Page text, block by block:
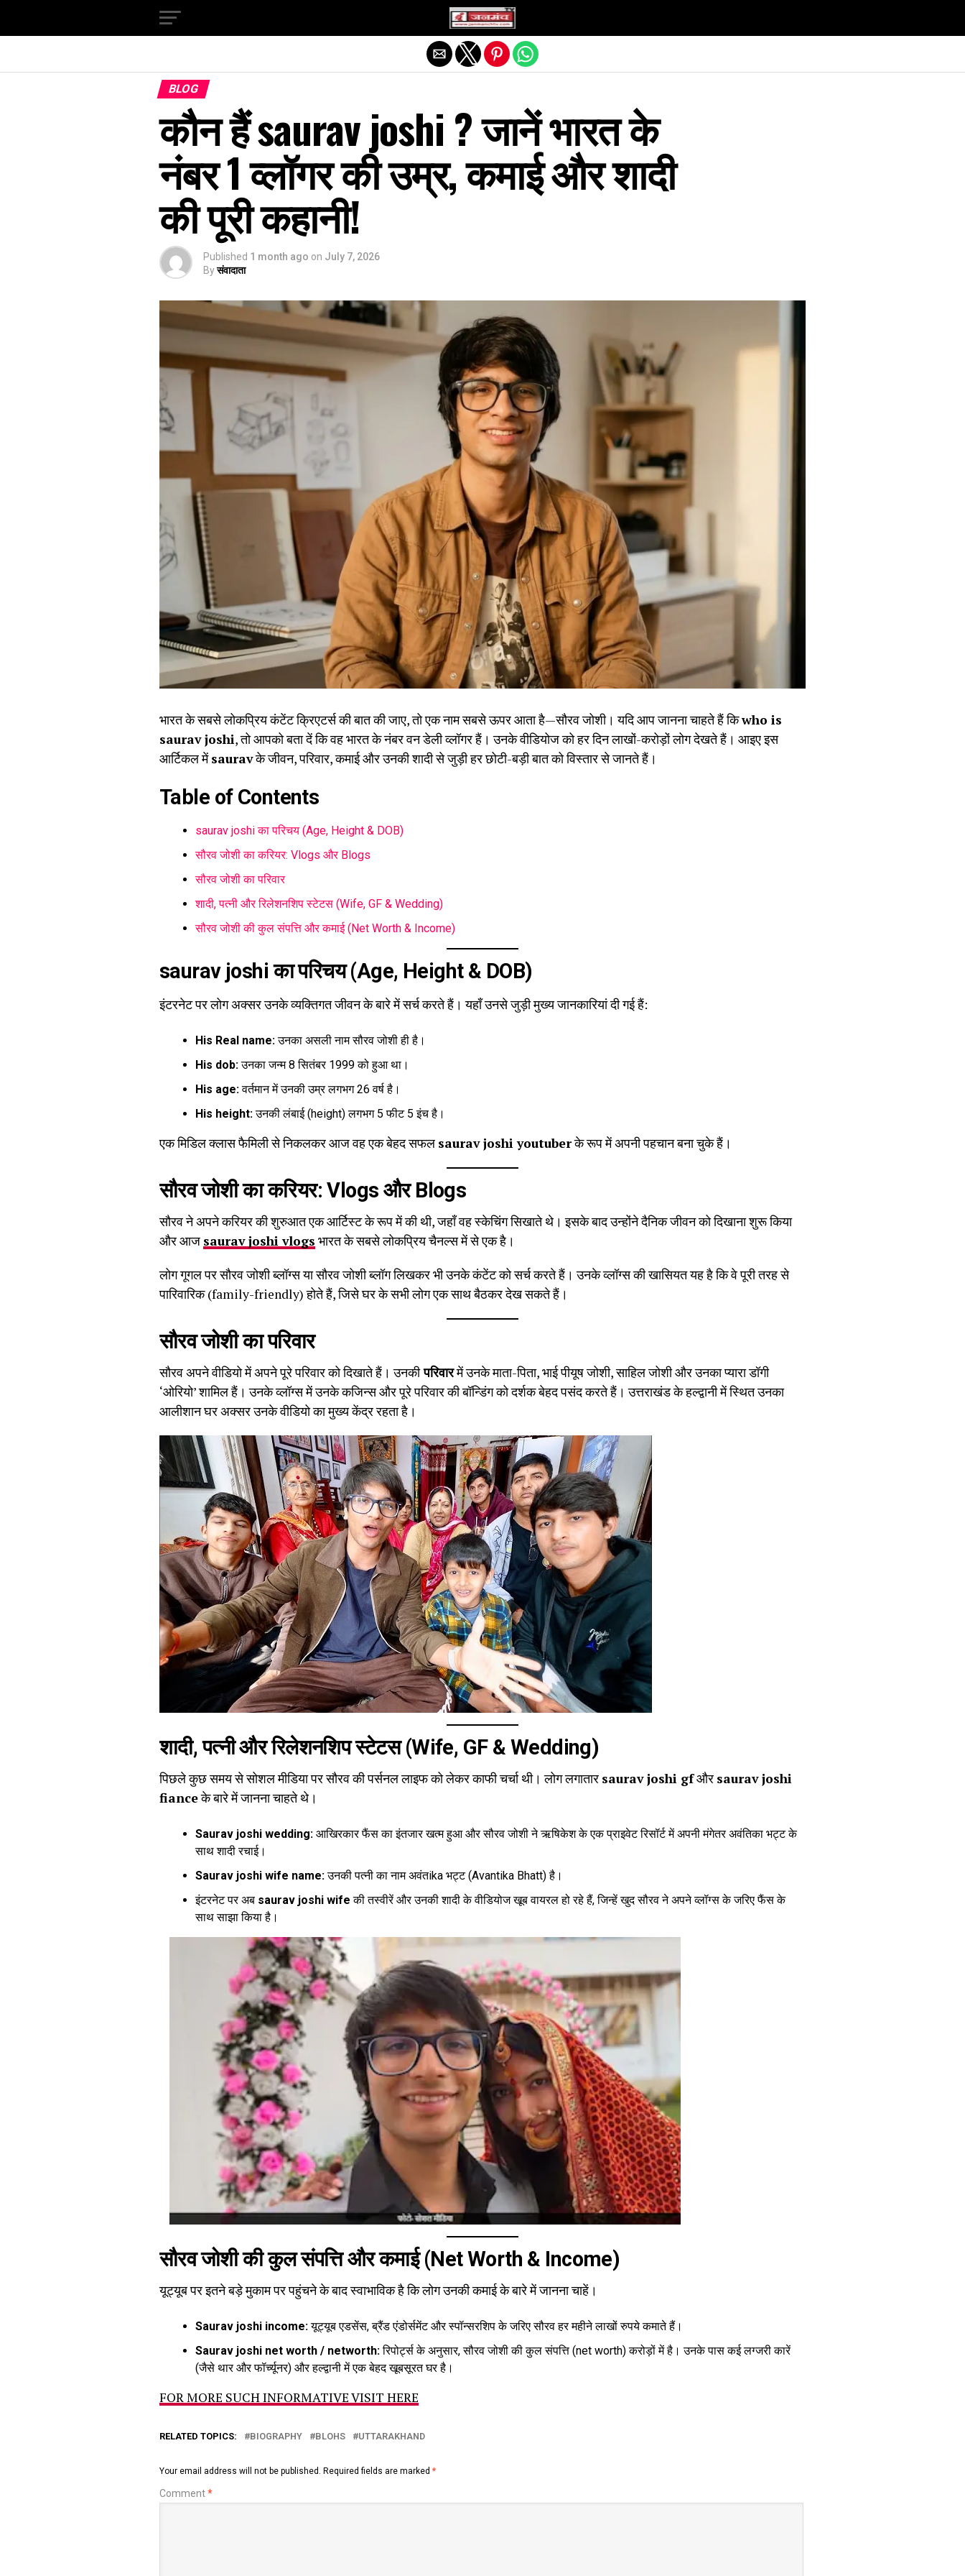
BLOG
कौन हैं saurav joshi ? जानें भारत के
नंबर 1 व्लॉगर की उम्र, कमाई और शादी
की पूरी कहानी!
Published 1 month ago on July 7, 2026
Byसंवादाता
भारत के सबसे लोकप्रिय कंटेंट क्रिएटर्स की बात की जाए, तो एक नाम सबसे ऊपर आता है—सौरव जोशी। यदि आप जानना चाहते हैं किwho is
saurav joshi, तो आपको बता दें कि वह भारत के नंबर वन डेली व्लॉगर हैं। उनके वीडियोज को हर दिन लाखों-करोड़ों लोग देखते हैं। आइए इस
आर्टिकल मेंsauravके जीवन, परिवार, कमाई और उनकी शादी से जुड़ी हर छोटी-बड़ी बात को विस्तार से जानते हैं।
Table of Contents
saurav joshi का परिचय (Age, Height & DOB)
सौरव जोशी का करियर: Vlogs और Blogs
सौरव जोशी का परिवार
शादी, पत्नी और रिलेशनशिप स्टेटस (Wife, GF & Wedding)
सौरव जोशी की कुल संपत्ति और कमाई (Net Worth & Income)
saurav joshi का परिचय (Age, Height & DOB)
इंटरनेट पर लोग अक्सर उनके व्यक्तिगत जीवन के बारे में सर्च करते हैं। यहाँ उनसे जुड़ी मुख्य जानकारियां दी गई हैं:
His Real name:उनका असली नाम सौरव जोशी ही है।
His dob:उनका जन्म 8 सितंबर 1999 को हुआ था।
His age:वर्तमान में उनकी उम्र लगभग 26 वर्ष है।
His height:उनकी लंबाई (height) लगभग 5 फीट 5 इंच है।
एक मिडिल क्लास फैमिली से निकलकर आज वह एक बेहद सफल saurav joshi youtuberके रूप में अपनी पहचान बना चुके हैं।
सौरव जोशी का करियर: Vlogs और Blogs
सौरव ने अपने करियर की शुरुआत एक आर्टिस्ट के रूप में की थी, जहाँ वह स्केचिंग सिखाते थे। इसके बाद उन्होंने दैनिक जीवन को दिखाना शुरू किया
और आज saurav joshi vlogs भारत के सबसे लोकप्रिय चैनल्स में से एक है।
लोग गूगल पर सौरव जोशी ब्लॉग्स या सौरव जोशी ब्लॉग लिखकर भी उनके कंटेंट को सर्च करते हैं। उनके व्लॉग्स की खासियत यह है कि वे पूरी तरह से
पारिवारिक (family-friendly) होते हैं, जिसे घर के सभी लोग एक साथ बैठकर देख सकते हैं।
सौरव जोशी का परिवार
सौरव अपने वीडियो में अपने पूरे परिवार को दिखाते हैं। उनकीपरिवारमें उनके माता-पिता, भाई पीयूष जोशी, साहिल जोशी और उनका प्यारा डॉगी
‘ओरियो’ शामिल हैं। उनके व्लॉग्स में उनके कजिन्स और पूरे परिवार की बॉन्डिंग को दर्शक बेहद पसंद करते हैं। उत्तराखंड के हल्द्वानी में स्थित उनका
आलीशान घर अक्सर उनके वीडियो का मुख्य केंद्र रहता है।
शादी, पत्नी और रिलेशनशिप स्टेटस (Wife, GF & Wedding)
पिछले कुछ समय से सोशल मीडिया पर सौरव की पर्सनल लाइफ को लेकर काफी चर्चा थी। लोग लगातार saurav joshi gfऔर saurav joshi
fianceके बारे में जानना चाहते थे।
Saurav joshi wedding: आखिरकार फैंस का इंतजार खत्म हुआ और सौरव जोशी ने ऋषिकेश के एक प्राइवेट रिसॉर्ट में अपनी मंगेतर अवंतिका भट्ट के
साथ शादी रचाई।
Saurav joshi wife name:उनकी पत्नी का नाम अवंतika भट्ट (Avantika Bhatt) है।
इंटरनेट पर अब saurav joshi wife की तस्वीरें और उनकी शादी के वीडियोज खूब वायरल हो रहे हैं, जिन्हें खुद सौरव ने अपने व्लॉग्स के जरिए फैंस के
साथ साझा किया है।
सौरव जोशी की कुल संपत्ति और कमाई (Net Worth & Income)
यूट्यूब पर इतने बड़े मुकाम पर पहुंचने के बाद स्वाभाविक है कि लोग उनकी कमाई के बारे में जानना चाहें।
Saurav joshi income:यूट्यूब एडसेंस, ब्रैंड एंडोर्समेंट और स्पॉन्सरशिप के जरिए सौरव हर महीने लाखों रुपये कमाते हैं।
Saurav joshi net worth / networth:रिपोर्ट्स के अनुसार, सौरव जोशी की कुल संपत्ति (net worth) करोड़ों में है। उनके पास कई लग्जरी कारें
(जैसे थार और फॉर्च्यूनर) और हल्द्वानी में एक बेहद खूबसूरत घर है।
FOR MORE SUCH INFORMATIVE VISIT HERE
RELATED TOPICS: BIOGRAPHY BLOHS UTTARAKHAND
Your email address will not be published. Required fields are marked *
Comment*
Exit mobile version